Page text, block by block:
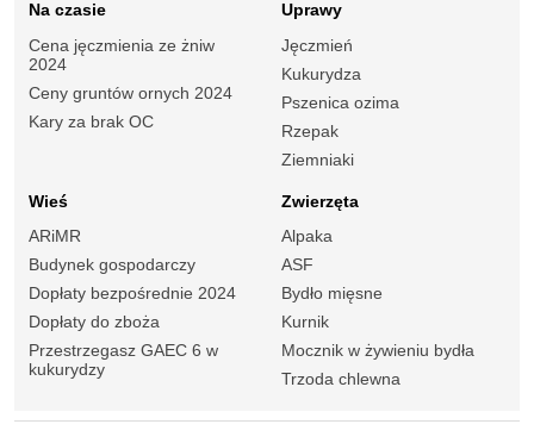
Na czasie
Cena jęczmienia ze żniw
2024
Ceny gruntów ornych 2024
Kary za brak OC
Uprawy
Jęczmień
Kukurydza
Pszenica ozima
Rzepak
Ziemniaki
Wieś
ARiMR
Budynek gospodarczy
Dopłaty bezpośrednie 2024
Dopłaty do zboża
Przestrzegasz GAEC 6 w
kukurydzy
Zwierzęta
Alpaka
ASF
Bydło mięsne
Kurnik
Mocznik w żywieniu bydła
Trzoda chlewna